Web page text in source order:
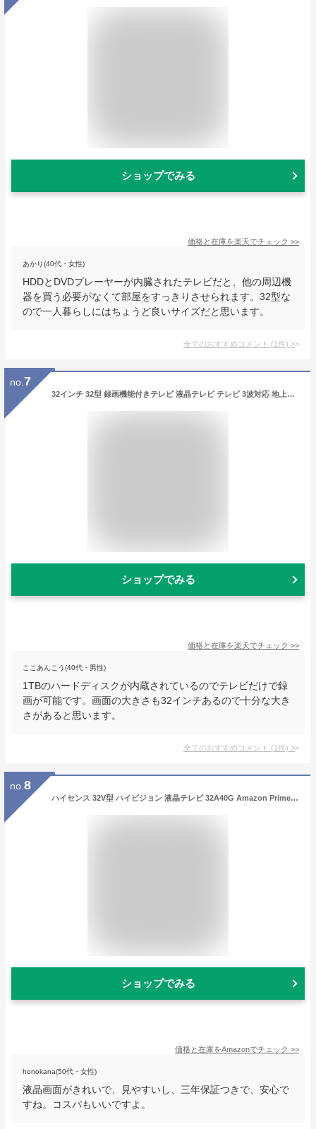
ショップでみる
価格と在庫を楽天でチェック >>
あかり(40代・女性)
HDDとDVDプレーヤーが内臓されたテレビだと、他の周辺機
器を買う必要がなくて部屋をすっきりさせられます。32型な
ので一人暮らしにはちょうど良いサイズだと思います。
全てのおすすめコメント (1件) >
no. 7
32インチ 32型 録画機能付きテレビ 液晶テレビ テレビ 3波対応 地上波 BS CSデジタル 録画用ハードディスク 1TB内蔵 壁掛けテレビ ダブルチューナー搭載 激安テレビ 新生活 ジェネリック家電 送料無料 BGV32-3W1T
ショップでみる
価格と在庫を楽天でチェック >>
ここあんこう(40代・男性)
1TBのハードディスクが内蔵されているのでテレビだけで録
画が可能です。画面の大きさも32インチあるので十分な大き
さがあると思います。
全てのおすすめコメント (1件) >
no. 8
ハイセンス 32V型 ハイビジョン 液晶テレビ 32A40G Amazon Prime Video対応 ADSパネル 2021年モデル 3年保証
ショップでみる
価格と在庫をAmazonでチェック >>
honokana(50代・女性)
液晶画面がきれいで、見やすいし、三年保証つきで、安心で
すね。コスパもいいですよ。